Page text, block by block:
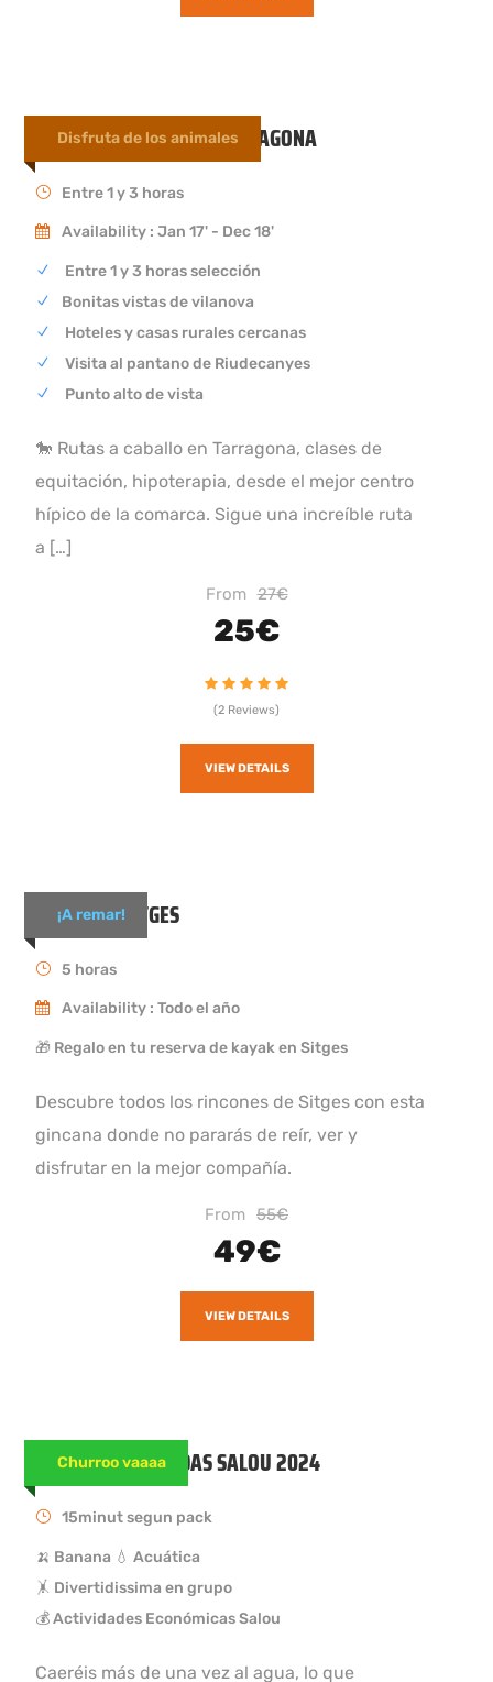
Disfruta de los animales
RUTAS A CABALLO EN TARRAGONA
Entre 1 y 3 horas
Availability : Jan 17' - Dec 18'
Entre 1 y 3 horas selección
Bonitas vistas de vilanova
Hoteles y casas rurales cercanas
Visita al pantano de Riudecanyes
Punto alto de vista
🐎 Rutas a caballo en Tarragona, clases de
equitación, hipoterapia, desde el mejor centro
hípico de la comarca. Sigue una increíble ruta
a […]
From 27€
25€
(2 Reviews)
VIEW DETAILS
¡A remar!
KAYAK EN SITGES
5 horas
Availability : Todo el año
🎁 Regalo en tu reserva de kayak en Sitges
Descubre todos los rincones de Sitges con esta
gincana donde no pararás de reír, ver y
disfrutar en la mejor compañía.
From 55€
49€
VIEW DETAILS
Churroo vaaaa
BANANA DESPEDIDAS SALOU 2024
15minut segun pack
🍌 Banana 💧 Acuática
🤸 Divertidissima en grupo
💰 Actividades Económicas Salou
Caeréis más de una vez al agua, lo que